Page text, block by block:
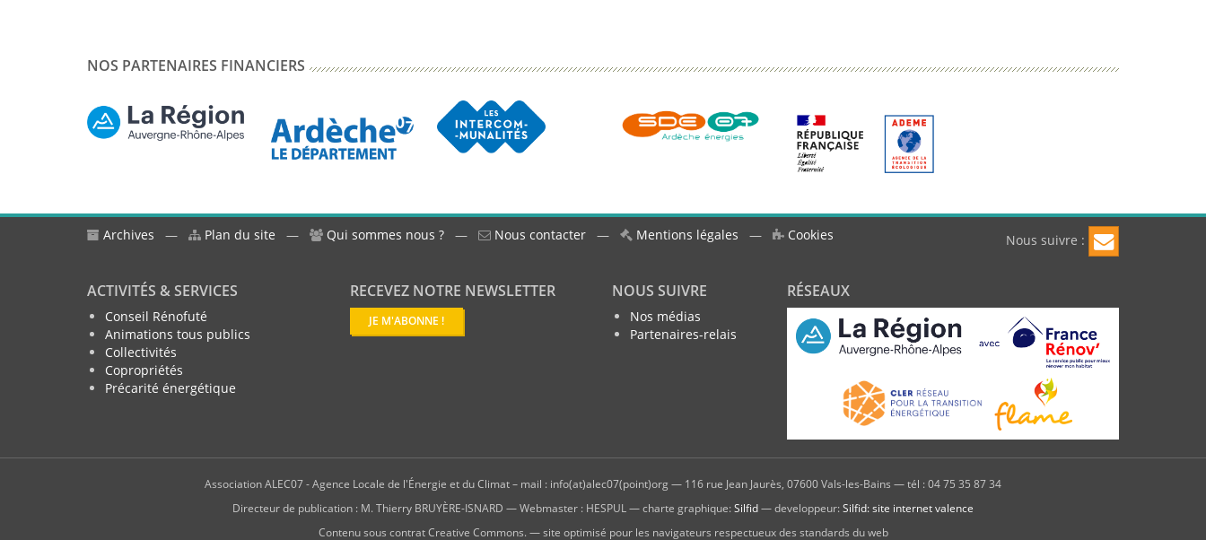
NOS PARTENAIRES FINANCIERS
Archives — Plan du site — Qui sommes nous ? — Nous contacter — Mentions légales — Cookies Nous suivre :
ACTIVITÉS & SERVICES
Conseil Rénofuté
Animations tous publics
Collectivités
Copropriétés
Précarité énergétique
RECEVEZ NOTRE NEWSLETTER
JE M'ABONNE !
NOUS SUIVRE
Nos médias
Partenaires-relais
RÉSEAUX
Association ALEC07 - Agence Locale de l'Énergie et du Climat – mail : info(at)alec07(point)org — 116 rue Jean Jaurès, 07600 Vals-les-Bains — tél : 04 75 35 87 34
Directeur de publication : M. Thierry BRUYÈRE-ISNARD — Webmaster : HESPUL — charte graphique:Silfid— developpeur:Silfid: site internet valence
Contenu sous contrat Creative Commons. — site optimisé pour les navigateurs respectueux des standards du web